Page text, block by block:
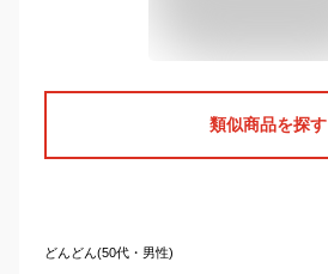
類似商品を探す
どんどん(50代・男性)